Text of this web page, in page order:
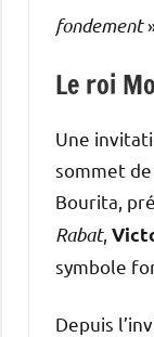
fondement
Le roi
Une
sommet
Bourita,
Rabat,
symbole
Depuis